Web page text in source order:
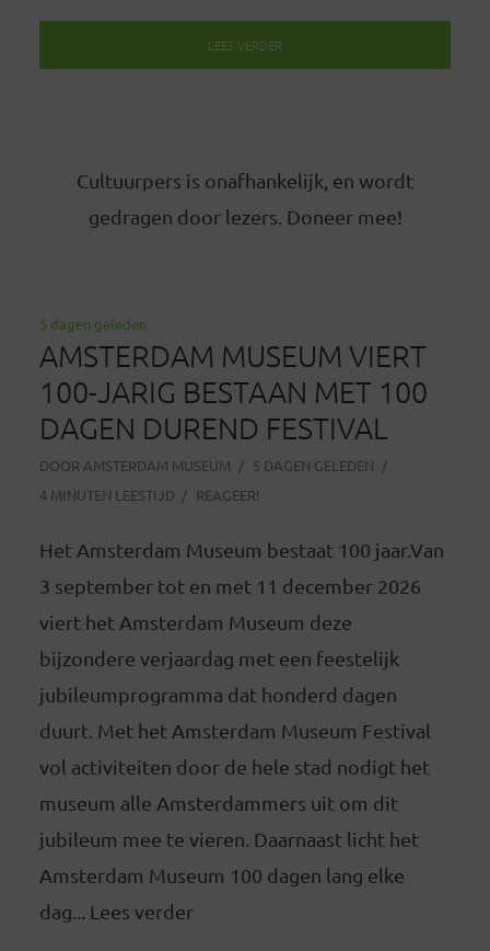
LEES VERDER
Cultuurpers is onafhankelijk, en wordt
gedragen door lezers. Doneer mee!
5 dagen geleden
AMSTERDAM MUSEUM VIERT
100-JARIG BESTAAN MET 100
DAGEN DUREND FESTIVAL
DOOR AMSTERDAM MUSEUM
5 DAGEN GELEDEN
4 MINUTEN LEESTIJD
REAGEER!
Het Amsterdam Museum bestaat 100 jaar.Van
3 september tot en met 11 december 2026
viert het Amsterdam Museum deze
bijzondere verjaardag met een feestelijk
jubileumprogramma dat honderd dagen
duurt. Met het Amsterdam Museum Festival
vol activiteiten door de hele stad nodigt het
museum alle Amsterdammers uit om dit
jubileum mee te vieren. Daarnaast licht het
Amsterdam Museum 100 dagen lang elke
dag... Lees verder